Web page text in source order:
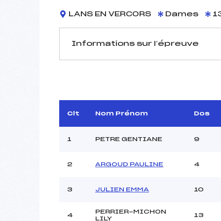
LANS EN VERCORS Dames
Informations sur l’épreuve
Arbitre :
Assistant :
MANCHE 1
Heure de départ :
Ouvreurs A :
Clt Nom Prénom Dos
1 PETRE GENTIANE 9
2 ARGOUD PAULINE 4
3 JULIEN EMMA 10
4
PERRIER-MICHON
LILY
13